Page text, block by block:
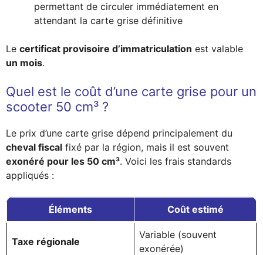
permettant de circuler immédiatement en
attendant la carte grise définitive
Le certificat provisoire d’immatriculation est valable
un mois.
Quel est le coût d’une carte grise pour un
scooter 50 cm³ ?
Le prix d’une carte grise dépend principalement du
cheval fiscal fixé par la région, mais il est souvent
exonéré pour les 50 cm³. Voici les frais standards
appliqués :
Éléments Coût estimé
Taxe régionale
Variable (souvent
exonérée)